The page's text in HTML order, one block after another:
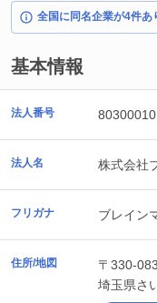
全国に同名企業が4件あ
基本情報
法人番号
法人名 株式会社
フリガナ ブレイン
住所/地図
〒330-
埼玉県さ